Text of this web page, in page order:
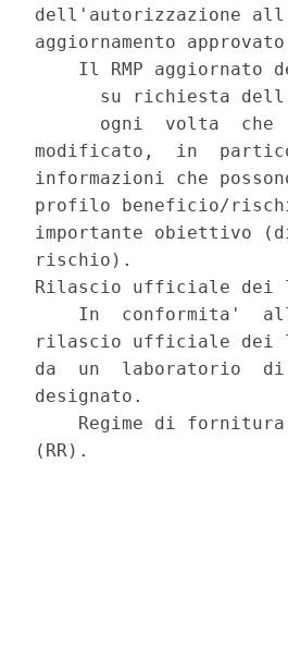
dell'autorizzazione
aggiornamento
Il RMP aggiornato
su richiesta
ogni  volta  che
modificato,  in
informazioni che
profilo beneficio/
importante obiettivo
rischio).
Rilascio ufficiale
In  conformita'
rilascio ufficiale dei
da  un  laboratorio  di
designato.
Regime di